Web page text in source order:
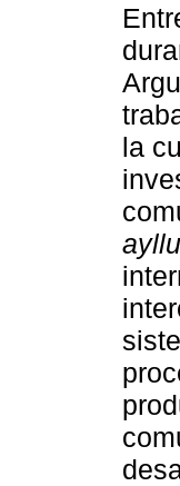
la
ayllu